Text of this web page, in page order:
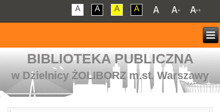
A A A A
BIBLIOTEKA PUBLICZNA
w Dzielnicy ŻOLIBORZ m.st. Warszawy